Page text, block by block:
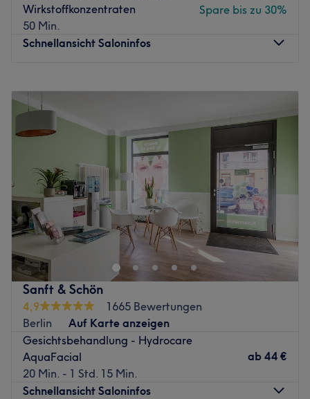
Wirkstoffkonzentraten
50 Min.
Spare bis zu 30%
Schnellansicht Saloninfos
Mittwoch
10:00
Donnerstag
10:00 – 21:00
10:00–18:00
Samstag
10:00
18:00
Sonntag
Geschlossen
Willkommen bei Mit Liebe zum Detail.
Hinter Mit Liebe zum Detail steckt ein herzliches und
leidenschaftliches Team, das es liebt, Menschen dabei zu
helfen, sich schön, gepflegt und wohl in ihrer Haut zu
fühlen.
Wir haben einen Ort geschaffen, an dem Qualität,
Entspannung und echte Ergebnisse zusammenkommen.
Deshalb arbeiten wir mit hochwertigen Beauty-Produkten,
modernen High-End-Maschinen und innovativen
Methoden, um Treatments auf höchstem Niveau zu
ermöglichen.
Sanft & Schön
4,9
1665 Bewertungen
Berlin
Auf Karte anzeigen
Gesichtsbehandlung - Hydrocare
AquaFacial
20 Min. - 1 Std. 15 Min.
ab 44 €
Schnellansicht Saloninfos